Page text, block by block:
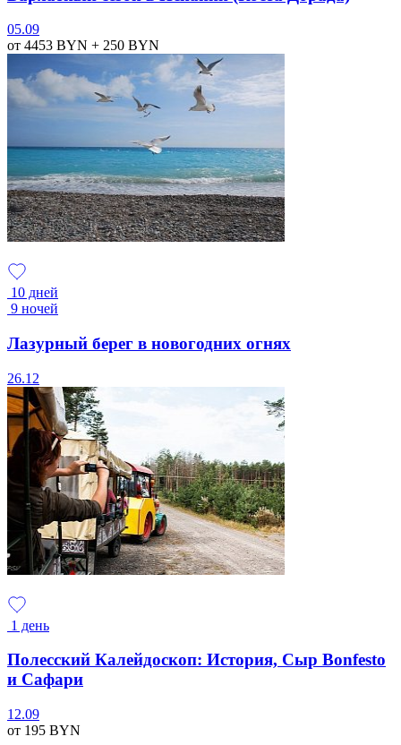
05.09
от 4453 BYN + 250 BYN
10 дней
9 ночей
Лазурный берег в новогодних огнях
26.12
1 день
Полесский Калейдоскоп: История, Сыр Bonfesto
и Сафари
12.09
от 195 BYN